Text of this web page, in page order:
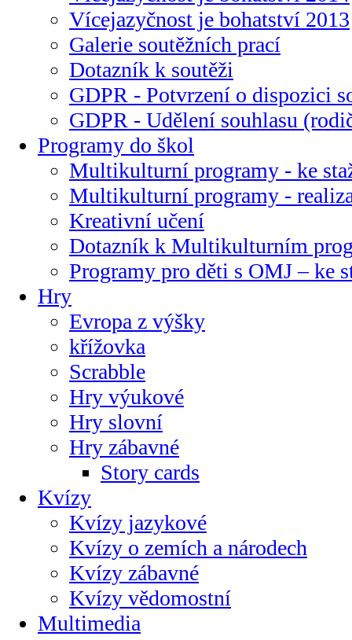
Vícejazyčnost je bohatství 2013
Galerie soutěžních prací
Dotazník k soutěži
GDPR - Potvrzení o dispozici
GDPR - Udělení souhlasu
Programy do škol
Multikulturní programy - ke
Multikulturní programy -
Kreativní učení
Dotazník k Multikulturním
Programy pro děti s OMJ – ke
Hry
Evropa z výšky
křížovka
Scrabble
Hry výukové
Hry slovní
Hry zábavné
Story cards
Kvízy
Kvízy jazykové
Kvízy o zemích a národech
Kvízy zábavné
Kvízy vědomostní
Multimedia